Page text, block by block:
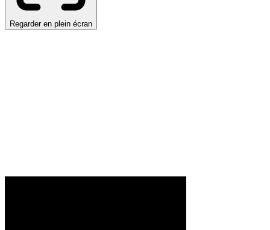
Regarder en plein écran